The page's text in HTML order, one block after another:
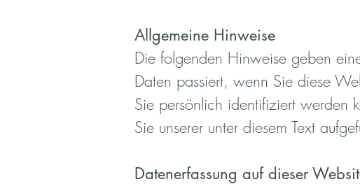
Allgemeine Hinweise
Die folgenden Hinweise geben
Daten passiert, wenn Sie diese
Sie persönlich identifiziert werden
Sie unserer unter diesem Text
Datenerfassung auf dieser